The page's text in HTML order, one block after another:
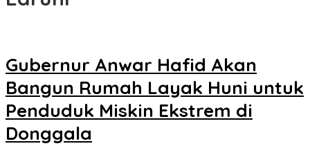
Gubernur Anwar Hafid Akan
Bangun Rumah Layak Huni untuk
Penduduk Miskin Ekstrem di
Donggala